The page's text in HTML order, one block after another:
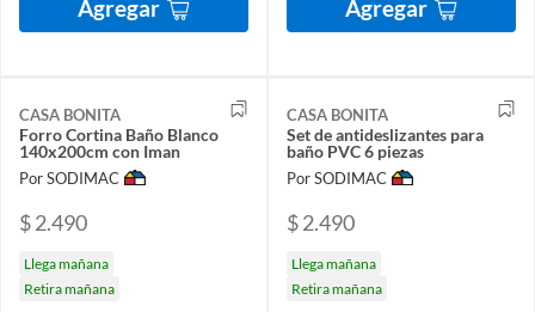
Agregar Agregar
CASA BONITA
Forro Cortina Baño Blanco
140x200cm con Iman
Por SODIMAC
$ 2.490
Llega mañana
Retira mañana
CASA BONITA
Set de antideslizantes para
baño PVC 6 piezas
Por SODIMAC
$ 2.490
Llega mañana
Retira mañana